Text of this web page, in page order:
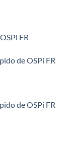
FR
de OSPi FR
de OSPi FR